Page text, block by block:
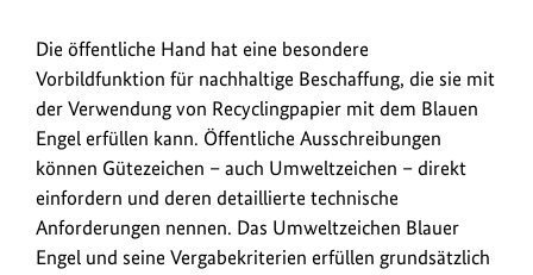
Die öffentliche Hand hat eine besondere
Vorbildfunktion für nachhaltige Beschaffung, die sie mit
der Verwendung von Recyclingpapier mit dem Blauen
Engel erfüllen kann. Öffentliche Ausschreibungen
können Gütezeichen – auch Umweltzeichen – direkt
einfordern und deren detaillierte technische
Anforderungen nennen. Das Umweltzeichen Blauer
Engel und seine Vergabekriterien erfüllen grundsätzlich